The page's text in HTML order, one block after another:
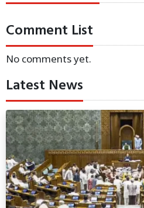
Comment List
No comments yet.
Latest News